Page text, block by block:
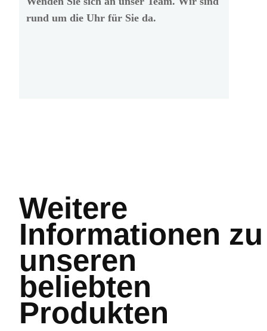
rund um die Uhr für Sie da.
Weitere
Informationen zu
unseren
beliebten
Produkten